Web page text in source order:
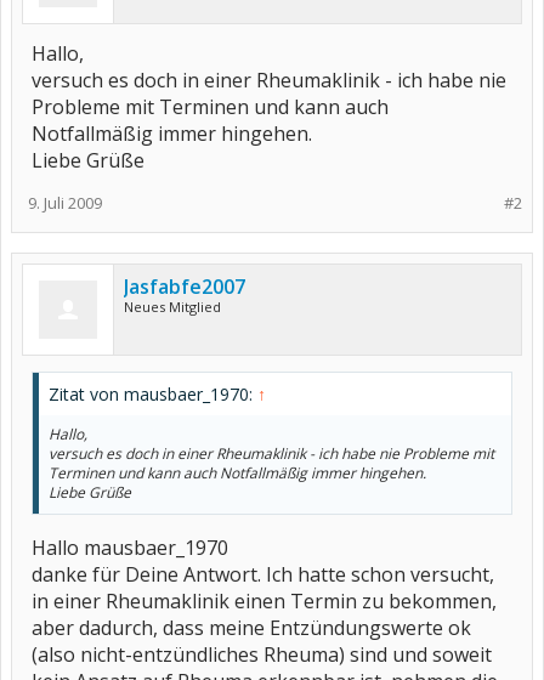
Hallo,
versuch es doch in einer Rheumaklinik - ich habe nie
Probleme mit Terminen und kann auch
Notfallmäßig immer hingehen.
Liebe Grüße
#2
9. Juli 2009
Jasfabfe2007
Neues Mitglied
Zitat von mausbaer_1970: ↑
Hallo,
versuch es doch in einer Rheumaklinik - ich habe nie Probleme mit
Terminen und kann auch Notfallmäßig immer hingehen.
Liebe Grüße
Hallo mausbaer_1970
danke für Deine Antwort. Ich hatte schon versucht,
in einer Rheumaklinik einen Termin zu bekommen,
aber dadurch, dass meine Entzündungswerte ok
(also nicht-entzündliches Rheuma) sind und soweit